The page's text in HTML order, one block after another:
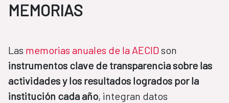
MEMORIAS
Las memorias anuales de la AECIDson
instrumentos clave de transparencia sobre las
actividades y los resultados logrados por la
institución cada año, integran datos